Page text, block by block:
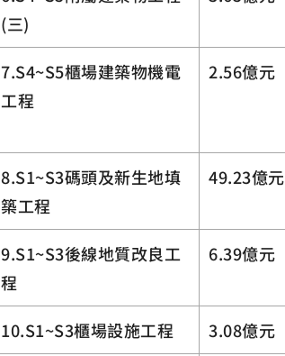
(三)
7.S4~S5櫃場建築物機電
工程
2.56億元
8.S1~S3碼頭及新生地填
築工程
49.23億元
9.S1~S3後線地質改良工
程
6.39億元
10.S1~S3櫃場設施工程 3.08億元